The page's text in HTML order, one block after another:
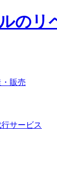
販売
サービス